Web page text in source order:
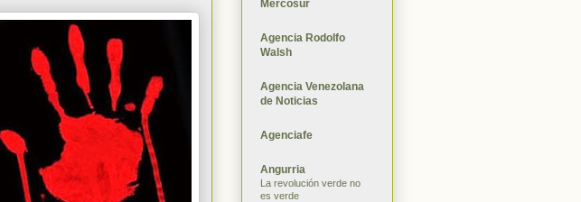
Mercosur
Agencia Rodolfo
Walsh
Agencia Venezolana
de Noticias
Agenciafe
Angurria
La revolución verde no
es verde